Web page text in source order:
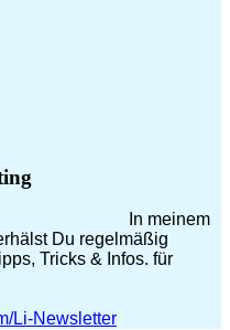
In meinem
Du regelmäßig
Tricks & Infos. für
Li-Newsletter